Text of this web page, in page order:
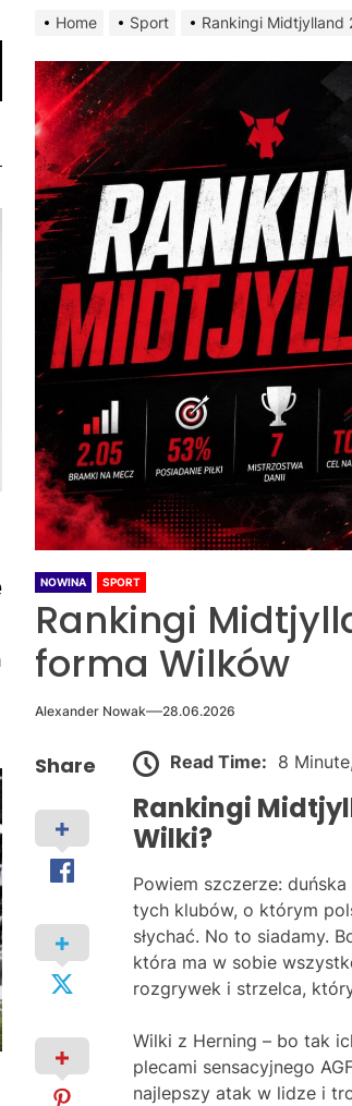
Home Sport Rankingi
NOWINA SPORT
Rankingi
forma Wilków
Alexander Nowak 28.06.2026
Share Read Time: 8
Rankingi
Wilki?
Powiem szczerze:
tych klubów, o którym
słychać. No to siadamy.
która ma w sobie
rozgrywek i strzelca,
Wilki z Herning – bo tak
plecami sensacyjnego
najlepszy atak w lidze i